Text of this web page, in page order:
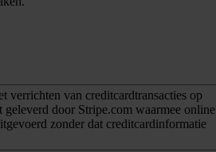
verrichten van creditcardtransacties op
door Stripe.com waarmee online
zonder dat creditcardinformatie